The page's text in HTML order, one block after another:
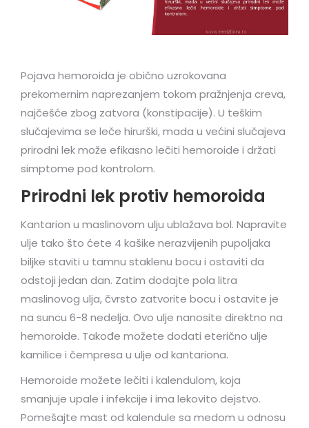
Pojava hemoroida je obično uzrokovana
prekomernim naprezanjem tokom pražnjenja creva,
najčešće zbog zatvora (konstipacije). U teškim
slučajevima se leče hirurški, mada u većini slučajeva
prirodni lek može efikasno lečiti hemoroide i držati
simptome pod kontrolom.
Prirodni lek protiv hemoroida
Kantarion u maslinovom ulju ublažava bol. Napravite
ulje tako što ćete 4 kašike nerazvijenih pupoljaka
biljke staviti u tamnu staklenu bocu i ostaviti da
odstoji jedan dan. Zatim dodajte pola litra
maslinovog ulja, čvrsto zatvorite bocu i ostavite je
na suncu 6-8 nedelja. Ovo ulje nanosite direktno na
hemoroide. Takođe možete dodati eterično ulje
kamilice i čempresa u ulje od kantariona.
Hemoroide možete lečiti i kalendulom, koja
smanjuje upale i infekcije i ima lekovito dejstvo.
Pomešajte mast od kalendule sa medom u odnosu